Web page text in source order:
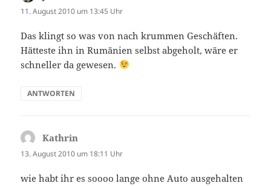
11. August 2010 um 13:45 Uhr
Das klingt so was von nach krummen Geschäften.
Hätteste ihn in Rumänien selbst abgeholt, wäre er
schneller da gewesen.
ANTWORTEN
Kathrin
13. August 2010 um 18:11 Uhr
wie habt ihr es soooo lange ohne Auto ausgehalten